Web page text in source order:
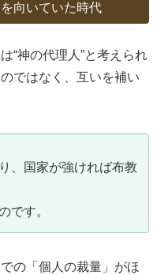
向いていた時代
“神の代理人”と考えられ
ではなく、互いを補い
、国家が強ければ布教
です。
の「個人の裁量」がほ